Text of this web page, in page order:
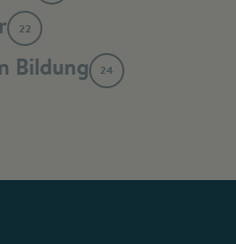
22
Bildung 24